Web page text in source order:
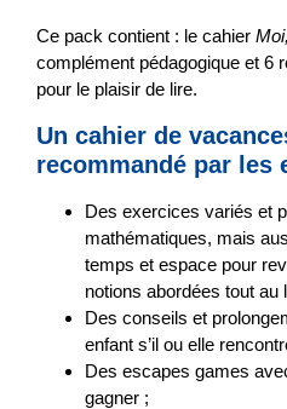
Ce pack contient : le cahier
complément pédagogique et 6
pour le plaisir de lire.
Un cahier de
recommandé par les
Des exercices variés et
mathématiques, mais
temps et espace pour
notions abordées tout au
Des conseils et
enfant s’il ou elle
Des escapes games
gagner ;